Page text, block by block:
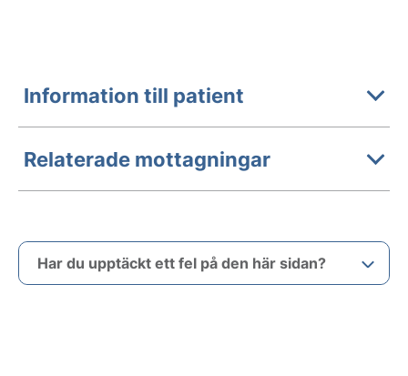
Information till patient
Relaterade mottagningar
Har du upptäckt ett fel på den här sidan?